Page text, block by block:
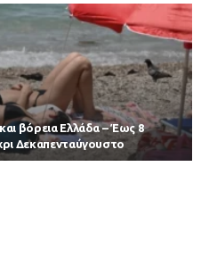
βόρεια Ελλάδα – Έως 8
Δεκαπενταύγουστο